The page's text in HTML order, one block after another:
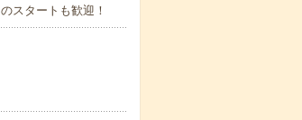
スタートも歓迎！